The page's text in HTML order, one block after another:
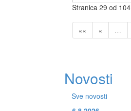
Stranica 29 od 104
«« « …
Novosti
Sve novosti